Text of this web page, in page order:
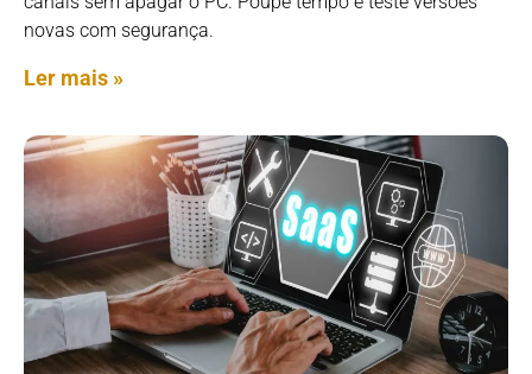
novas com segurança.
Ler mais »